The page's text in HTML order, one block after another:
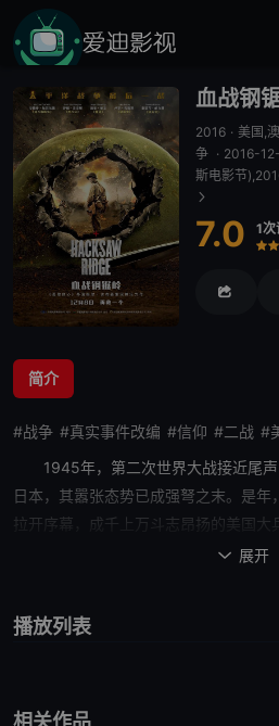
血战钢
2016 · 美国,
争 · 2016-
斯电影节
7.0 1次
很差
较差
还行推荐力荐
简介
#战争 #真实事件改编 #信仰 #二战 #
1945年，第二次世界大战接近尾声
日本，其嚣张态势已成强弩之末。是
拉开序幕，成千上万斗志昂扬的美国大
是敌军重兵防守、凶险异常的钢锯岭。
蒙德志愿成为救死扶伤的军医而应征
瞬之间无数人应声倒地。在信仰和信念
 展开
播放列表
相关作品